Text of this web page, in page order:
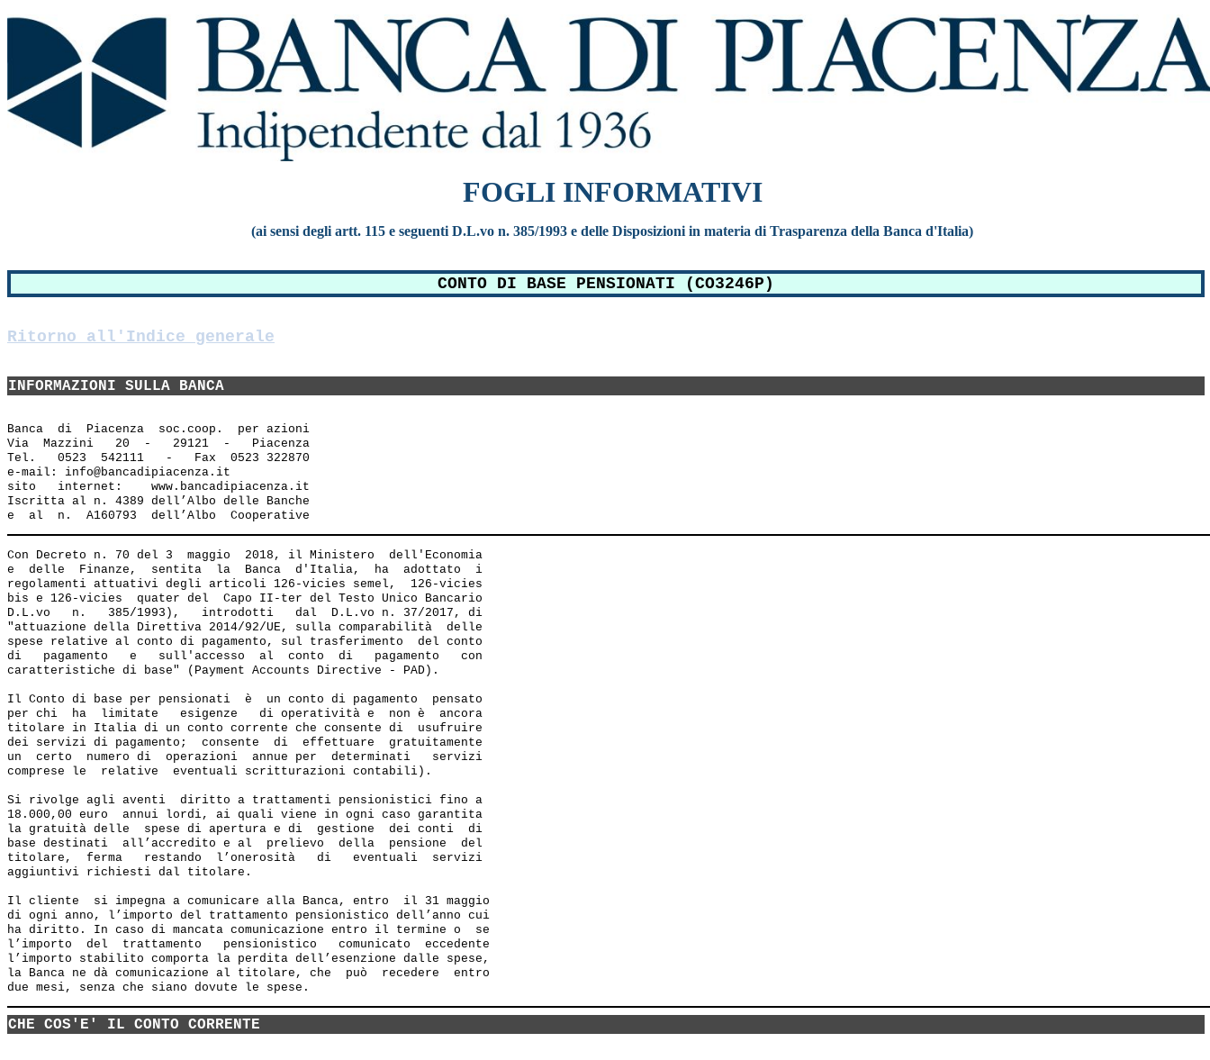
FOGLI INFORMATIVI
(ai sensi degli artt. 115 e seguenti D.L.vo n. 385/1993 e delle Disposizioni in materia di Trasparenza della Banca d'Italia)
CONTO DI BASE PENSIONATI (CO3246P)
Ritorno all'Indice generale
INFORMAZIONI SULLA BANCA
Banca  di  Piacenza  soc.coop.  per azioni
Via  Mazzini   20  -   29121  -   Piacenza
Tel.   0523  542111   -   Fax  0523 322870
e-mail: info@bancadipiacenza.it
sito   internet:    www.bancadipiacenza.it
Iscritta al n. 4389 dell’Albo delle Banche
Con Decreto n. 70 del 3  maggio  2018, il Ministero  dell'Economia
e  delle  Finanze,  sentita  la  Banca  d'Italia,  ha  adottato  i
regolamenti attuativi degli articoli 126-vicies semel,  126-vicies
bis e 126-vicies  quater del  Capo II-ter del Testo Unico Bancario
D.L.vo   n.   385/1993),   introdotti   dal  D.L.vo n. 37/2017, di
"attuazione della Direttiva 2014/92/UE, sulla comparabilità  delle
spese relative al conto di pagamento, sul trasferimento  del conto
di   pagamento   e   sull'accesso  al  conto  di   pagamento   con
caratteristiche di base" (Payment Accounts Directive - PAD).
Il Conto di base per pensionati  è  un conto di pagamento  pensato
per chi  ha  limitate   esigenze   di operatività e  non è  ancora
titolare in Italia di un conto corrente che consente di  usufruire
dei servizi di pagamento;  consente  di  effettuare  gratuitamente
un  certo  numero di  operazioni  annue per  determinati   servizi
comprese le  relative  eventuali scritturazioni contabili).
Si rivolge agli aventi  diritto a trattamenti pensionistici fino a
18.000,00 euro  annui lordi, ai quali viene in ogni caso garantita
la gratuità delle  spese di apertura e di  gestione  dei conti  di
base destinati  all’accredito e al  prelievo  della  pensione  del
titolare,  ferma   restando  l’onerosità   di   eventuali  servizi
aggiuntivi richiesti dal titolare.
Il cliente  si impegna a comunicare alla Banca, entro  il 31 maggio
di ogni anno, l’importo del trattamento pensionistico dell’anno cui
ha diritto. In caso di mancata comunicazione entro il termine o  se
l’importo  del  trattamento   pensionistico   comunicato  eccedente
l’importo stabilito comporta la perdita dell’esenzione dalle spese,
la Banca ne dà comunicazione al titolare, che  può  recedere  entro
CHE COS'E' IL CONTO CORRENTE